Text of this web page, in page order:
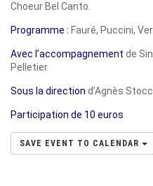
Choeur Bel Canto.
Programme : Fauré, Puccini,
Avec l’accompagnement de
Pelletier
Sous la direction d’Agnès
Participation de 10 euros
SAVE EVENT TO CALENDAR